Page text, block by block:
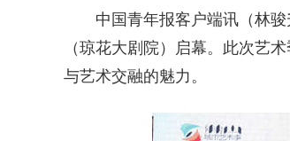
中国青年报客户端讯（林
（琼花大剧院）启幕。此次艺
与艺术交融的魅力。